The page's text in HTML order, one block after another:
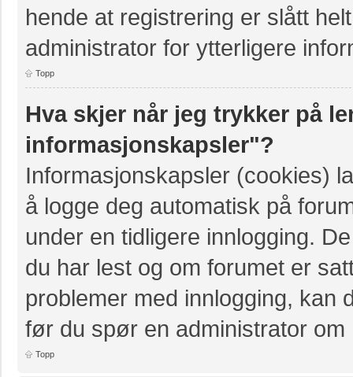
hende at registrering er slått
administrator for ytterligere
Topp
Hva skjer når jeg trykker på
informasjonskapsler"?
Informasjonskapsler (cookies)
å logge deg automatisk på
under en tidligere innlogging.
du har lest og om forumet er
problemer med innlogging,
før du spør en administrator
Topp